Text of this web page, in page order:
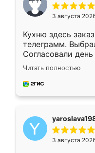
3 августа
Кухню здесь
телеграмм.
Согласовали
недели кухня
довольны
мебель за
Читать полностью
3 августа